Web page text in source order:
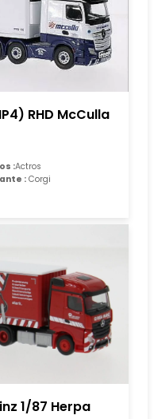
RHD McCulla
:Actros
: Corgi
1/87 Herpa